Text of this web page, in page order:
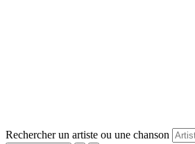
Rechercher un artiste ou une chanson